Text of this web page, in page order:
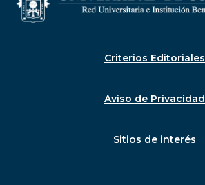
Criterios Editoriales
Aviso de Privacidad
Sitios de interés